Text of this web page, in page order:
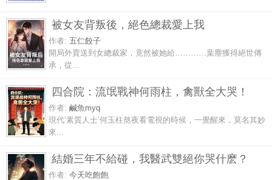
被女友背叛後，絕色總裁愛上我
作者: 五仁餃子
開局外賣送到女總裁家，竟然被她給…………葉塵獲得絕世傳
承，從...
四合院：流氓戰神何雨柱，禽獸全大哭！
作者: 鹹魚myq
現代‘素質人士’何玉柱熬夜看電視的時候，一覺醒來，莫名其妙
來...
結婚三年不給碰，我醫武雙絕你哭什麽？
作者: 今天吃飽飽